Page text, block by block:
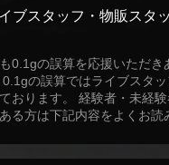
ブスタッフ・物販スタ
0.1gの誤算を応援いただき
0.1gの誤算ではライブスタ
おります。 経験者・未経
る方は下記内容をよくお読